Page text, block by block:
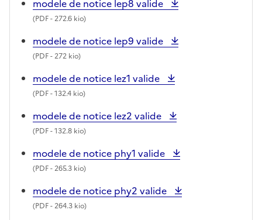
modele de notice lep8 valide
(PDF- 272.6 kio)
modele de notice lep9 valide
(PDF- 272 kio)
modele de notice lez1 valide
(PDF- 132.4 kio)
modele de notice lez2 valide
(PDF- 132.8 kio)
modele de notice phy1 valide
(PDF- 265.3 kio)
modele de notice phy2 valide
(PDF- 264.3 kio)